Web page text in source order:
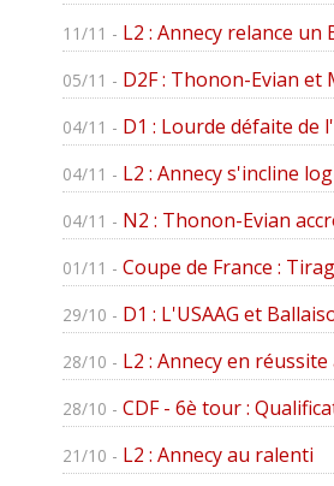
11/11 - L2 : Annecy relance un
05/11 - D2F : Thonon-Evian et
04/11 - D1 : Lourde défaite de
04/11 - L2 : Annecy s'incline
04/11 - N2 : Thonon-Evian
01/11 - Coupe de France :
29/10 - D1 : L'USAAG et
28/10 - L2 : Annecy en réussite
28/10 - CDF - 6è tour :
21/10 - L2 : Annecy au ralenti